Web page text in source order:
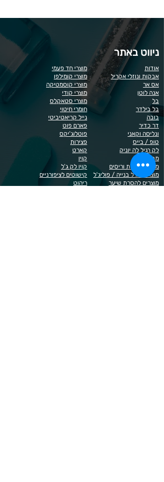
ניווט באתר
מוצרי חד פעמי
מוצרי קומילפו
מוצרי קוסמטיקה
מוצרי קודי
מוצרי סטאקלס
חומרי חיטוי
נייל קריאטיביטי
פארם פוט
פוטלוג'יקס
פצירות
קארט
קויו
קויו לק ג'ל
קישוטים לציפורניים
ריהוט
אודות
אבקות ונוזלי אקריל
אס אר
אנה לוטן
בל
בל בילדר
בובה
דר כדיר
ונליסה וקאני
טופ / בייס
לק רגיל לה יוניק
מבצעים
מוצרים לגבות וריסים
מוצרים לג'ל בנייה / פוליג'ל
מוצרים להסרת שיער